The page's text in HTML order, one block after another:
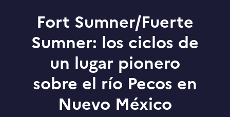
Fort Sumner/Fuerte
Sumner: los ciclos de
un lugar pionero
sobre el río Pecos en
Nuevo México